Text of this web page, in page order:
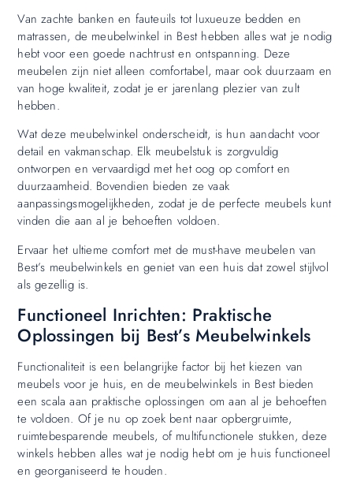
Van zachte banken en fauteuils tot luxueuze bedden en
matrassen, de meubelwinkel in Best hebben alles wat je nodig
hebt voor een goede nachtrust en ontspanning. Deze
meubelen zijn niet alleen comfortabel, maar ook duurzaam en
van hoge kwaliteit, zodat je er jarenlang plezier van zult
hebben.
Wat deze meubelwinkel onderscheidt, is hun aandacht voor
detail en vakmanschap. Elk meubelstuk is zorgvuldig
ontworpen en vervaardigd met het oog op comfort en
duurzaamheid. Bovendien bieden ze vaak
aanpassingsmogelijkheden, zodat je de perfecte meubels kunt
vinden die aan al je behoeften voldoen.
Ervaar het ultieme comfort met de must-have meubelen van
Best’s meubelwinkels en geniet van een huis dat zowel stijlvol
als gezellig is.
Functioneel Inrichten: Praktische
Oplossingen bij Best’s Meubelwinkels
Functionaliteit is een belangrijke factor bij het kiezen van
meubels voor je huis, en de meubelwinkels in Best bieden
een scala aan praktische oplossingen om aan al je behoeften
te voldoen. Of je nu op zoek bent naar opbergruimte,
ruimtebesparende meubels, of multifunctionele stukken, deze
winkels hebben alles wat je nodig hebt om je huis functioneel
en georganiseerd te houden.